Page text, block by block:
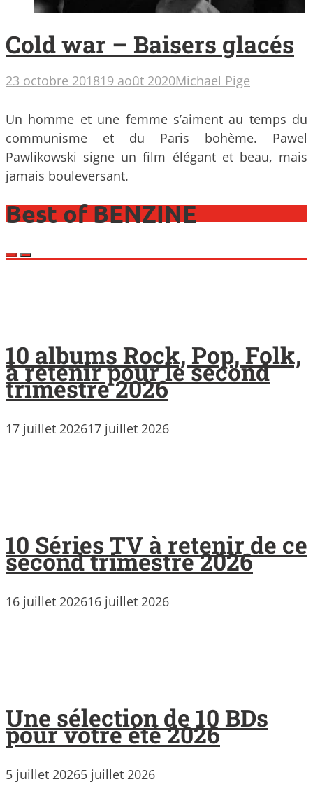
Cold war – Baisers glacés
23 octobre 201819 août 2020Michael Pige
Un homme et une femme s’aiment au temps du
communisme et du Paris bohème. Pawel
Pawlikowski signe un film élégant et beau, mais
jamais bouleversant.
Best of BENZINE
10 albums Rock, Pop, Folk,
à retenir pour le second
trimestre 2026
17 juillet 202617 juillet 2026
10 Séries TV à retenir de ce
second trimestre 2026
16 juillet 202616 juillet 2026
Une sélection de 10 BDs
pour votre été 2026
5 juillet 20265 juillet 2026